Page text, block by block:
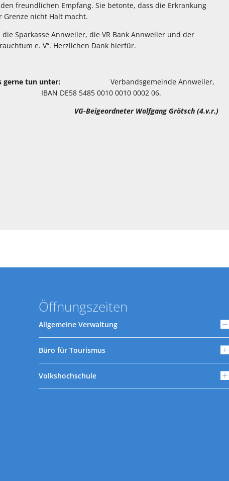
freundlichen Empfang. Sie betonte, dass die Erkrankung
Grenze nicht Halt macht.
Sparkasse Annweiler, die VR Bank Annweiler und der
e. V“. Herzlichen Dank hierfür.
gerne tun unter:
Verbandsgemeinde Annweiler,
DE58 5485 0010 0010 0002 06.
VG-Beigeordneter Wolfgang Grötsch (4.v.r.)
Öffnungszeiten
Allgemeine Verwaltung
Büro für Tourismus
Volkshochschule